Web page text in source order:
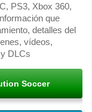
PS3, Xbox 360,
que
detalles del
vídeos,
DLCs
Soccer